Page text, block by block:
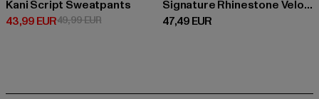
Kani Script Sweatpants
43,99 EUR
Derzeitiger Preis: 43,99 EUR
49,99 EURAktionspreis: 49,99 EUR
Signature Rhinestone Velours
47,49 EUR
Derzeitiger Preis: 47,49 EUR